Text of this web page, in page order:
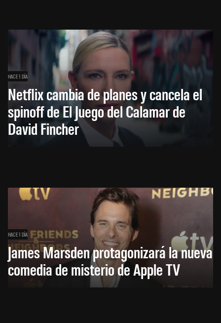
HACE 1 DÍA
Netflix cambia de planes y cancela el
spinoff de El Juego del Calamar de
David Fincher
HACE 1 DÍA
James Marsden protagonizará la nueva
comedia de misterio de Apple TV